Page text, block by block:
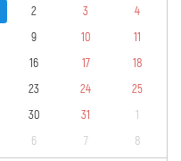
2 3
4
9 10
11
16 17
18
23 24
25
30 31
1
6 7 8